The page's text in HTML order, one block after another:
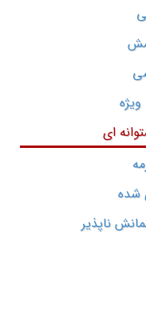
ای
شده
ناپذیر